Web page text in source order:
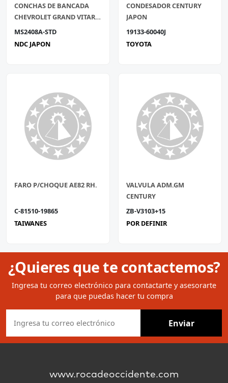
CONCHAS DE BANCADA
CHEVROLET GRAND VITARA
2.0L 4CIL STD J20A 16V 02-05
MS2408A-STD
NDC JAPON
CONDESADOR CENTURY
JAPON
19133-60040J
TOYOTA
FARO P/CHOQUE AE82 RH.
C-81510-19865
TAIWANES
VALVULA ADM.GM
CENTURY
ZB-V3103+15
POR DEFINIR
¿Quieres que te contactemos?
Ingresa tu correo electrónico para contactarte y asesorarte
para que puedas hacer tu compra
Enviar
www.rocadeoccidente.com